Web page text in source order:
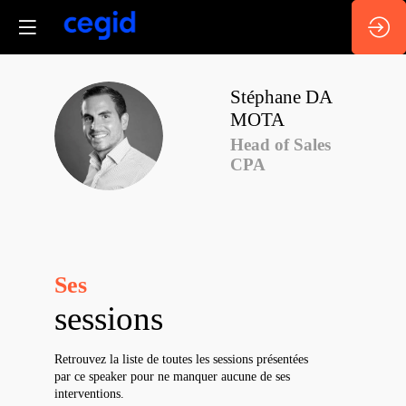
SDM
Stéphane DA
MOTA
Head of Sales
CPA
Ses
sessions
Retrouvez la liste de toutes les sessions présentées
par ce speaker pour ne manquer aucune de ses
interventions.